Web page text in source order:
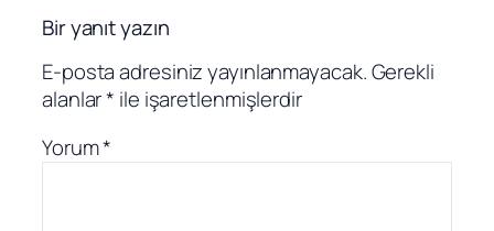
Bir yanıt yazın
E-posta adresiniz yayınlanmayacak.Gerekli
alanlar* ile işaretlenmişlerdir
Yorum*